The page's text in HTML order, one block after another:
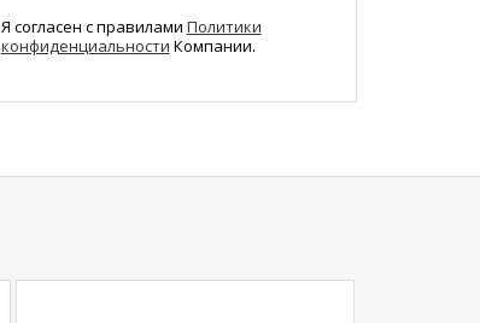
Я согласен c правилами Политики
конфиденциальности Компании.